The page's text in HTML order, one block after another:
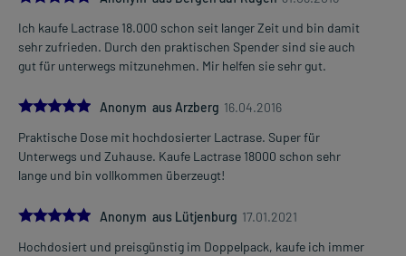
Ich kaufe Lactrase 18.000 schon seit langer Zeit und bin damit
sehr zufrieden. Durch den praktischen Spender sind sie auch
gut für unterwegs mitzunehmen. Mir helfen sie sehr gut.
5.0Anonym aus Arzberg 16.04.2016
Praktische Dose mit hochdosierter Lactrase. Super für
Unterwegs und Zuhause. Kaufe Lactrase 18000 schon sehr
lange und bin vollkommen überzeugt!
5.0Anonym aus Lütjenburg 17.01.2021
Hochdosiert und preisgünstig im Doppelpack, kaufe ich immer